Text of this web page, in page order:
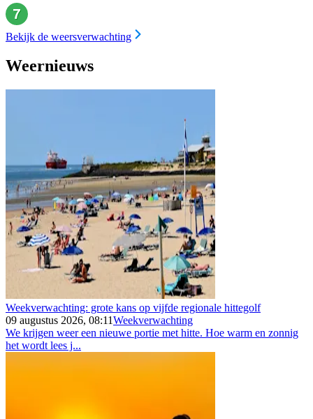
Bekijk de weersverwachting
Weernieuws
Weekverwachting: grote kans op vijfde regionale hittegolf
09 augustus 2026, 08:11Weekverwachting
We krijgen weer een nieuwe portie met hitte. Hoe warm en zonnig
het wordt lees j...